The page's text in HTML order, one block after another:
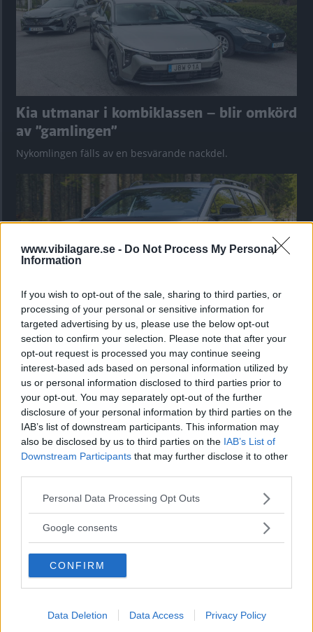
www.vibilagare.se - Do Not Process My Personal
Information
If you wish to opt-out of the sale, sharing to third parties, or
processing of your personal or sensitive information for
targeted advertising by us, please use the below opt-out
section to confirm your selection. Please note that after your
opt-out request is processed you may continue seeing
interest-based ads based on personal information utilized by
us or personal information disclosed to third parties prior to
your opt-out. You may separately opt-out of the further
disclosure of your personal information by third parties on the
IAB’s list of downstream participants. This information may
also be disclosed by us to third parties on the IAB’s List of
Downstream Participants that may further disclose it to other
Please note that this website/app uses one or more Google
not limited to your visit or usage behaviour. You may click to
use your data for below specified purposes in below Google
consent section.
Personal Data Processing Opt Outs
Google consents
CONFIRM
Data Deletion Data Access Privacy Policy
Kia utmanar i kombiklassen – blir omkörd
av ”gamlingen”
Nykomlingen fälls av en besvärande nackdel.
”God chans att bli ny favorit”
Utbudet av terrängdugliga kombibilar har krympt men fylls
nu på av eldrivna Toyota bZ4X Touring. Vi provkör.
Så står sig nya Toyota RAV4
Vi ställe nykomlingen mot Audi Q3 och Mazda CX-5.